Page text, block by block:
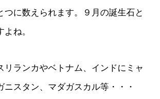
つに数えられます。９月の誕生石と
ね。
リランカやベトナム、インドにミャ
ニスタン、マダガスカル等・・・